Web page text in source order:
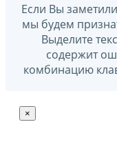
Если Вы
мы будем
Выделите
содержит
комбинацию
×